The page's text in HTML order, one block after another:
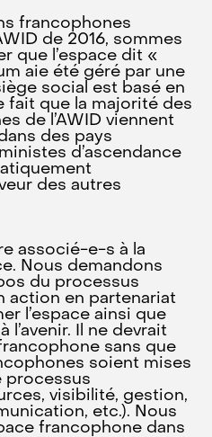
francophones
de 2016, sommes
que l’espace dit «
aie été géré par une
social est basé en
fait que la majorité des
de l’AWID viennent
des pays
d’ascendance
des autres
associé-e-s à la
Nous demandons
du processus
action en partenariat
l’espace ainsi que
l’avenir. Il ne devrait
sans que
soient mises
processus
visibilité, gestion,
etc.). Nous
francophone dans